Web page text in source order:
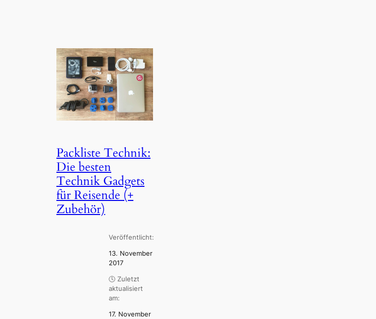
Packliste Technik:
Die besten
Technik Gadgets
für Reisende (+
Zubehör)
Veröffentlicht:
13. November
2017
🕓 Zuletzt
aktualisiert
am:
17. November